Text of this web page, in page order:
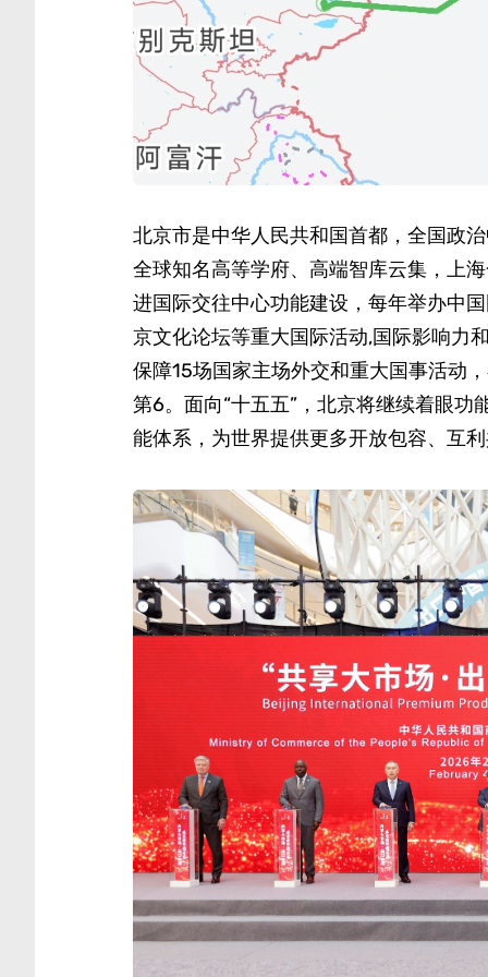
北京市是中华人民共和国首都，全国政
全球知名高等学府、高端智库云集，上
进国际交往中心功能建设，每年举办中
京文化论坛等重大国际活动,国际影响力
保障15场国家主场外交和重大国事活动
第6。面向“十五五”，北京将继续着眼
能体系，为世界提供更多开放包容、互